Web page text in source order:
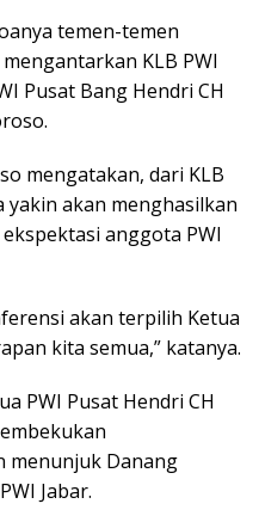
temen-temen
KLB PWI
Pusat Bang Hendri CH
mengatakan, dari KLB
yakin akan menghasilkan
anggota PWI
akan terpilih Ketua
kita semua,” katanya.
PWI Pusat Hendri CH
menunjuk Danang
Jabar.